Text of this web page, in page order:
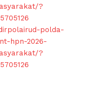
?
polda-
hpn-2026-
?